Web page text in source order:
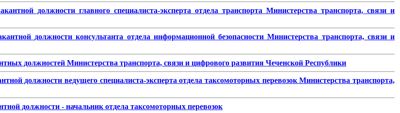
должности главного специалиста-эксперта отдела транспорта Министерства транспорта, связи и
должности консультанта отдела информационной безопасности Министерства транспорта, связи и
должностей Министерства транспорта, связи и цифрового развития Чеченской Республики
должности ведущего специалиста-эксперта отдела таксомоторных перевозок Министерства транспорта,
должности - начальник отдела таксомоторных перевозок